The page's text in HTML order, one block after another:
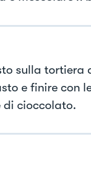
sulla tortiera
e finire con
di cioccolato.